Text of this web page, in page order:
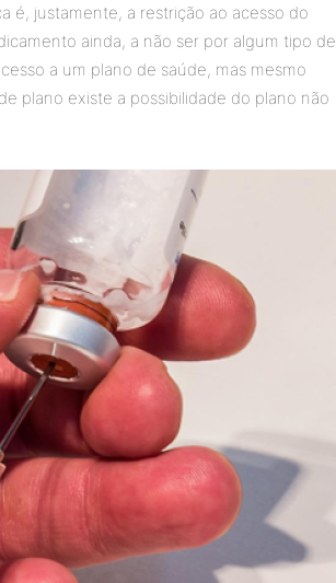
é, justamente, a restrição ao acesso do
ainda, a não ser por algum tipo de
a um plano de saúde, mas mesmo
plano existe a possibilidade do plano não